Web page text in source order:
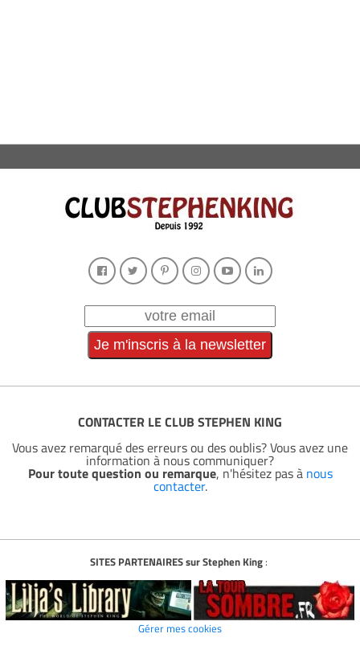
CONTACTER LE CLUB STEPHEN KING
Vous avez remarqué des erreurs ou des oublis? Vous avez une
information à nous communiquer?
Pour toute question ou remarque, n'hésitez pas à nous
contacter.
SITES PARTENAIRES sur Stephen King:
Gérer mes cookies